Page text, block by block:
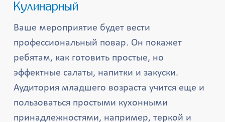
Кулинарный
Ваше мероприятие будет вести
профессиональный повар. Он покажет
ребятам, как готовить простые, но
эффектные салаты, напитки и закуски.
Аудитория младшего возраста учится еще и
пользоваться простыми кухонными
принадлежностями, например, теркой и